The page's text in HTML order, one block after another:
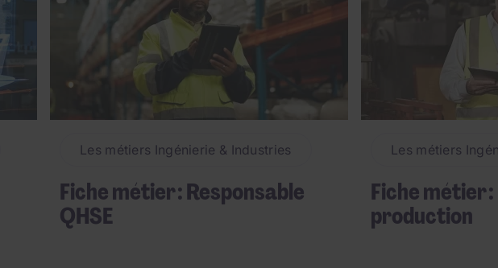
Les métiers Ingénierie & Industries
Fiche métier : Responsable
QHSE
Les métiers
Fiche métier
production